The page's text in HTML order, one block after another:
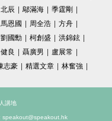
辰 | 鄔滿海 | 季霆剛 |
馬恩國 | 周全浩 | 方舟 |
劉國勳 | 柯創盛 | 洪錦鉉 |
健良 | 聶廣男 | 盧展常 |
志豪 | 精選文章 | 林奮強 |
講地
speakout@speakout.hk